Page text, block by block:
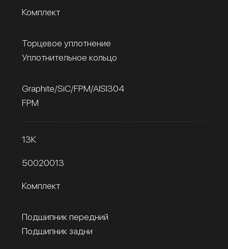
Комплект
Торцевое уплотнение
Уплотнительное кольцо
Graphite/SiC/FPM/AISI304
FPM
13К
50020013
Комплект
Подшипник передний
Подшипник задни